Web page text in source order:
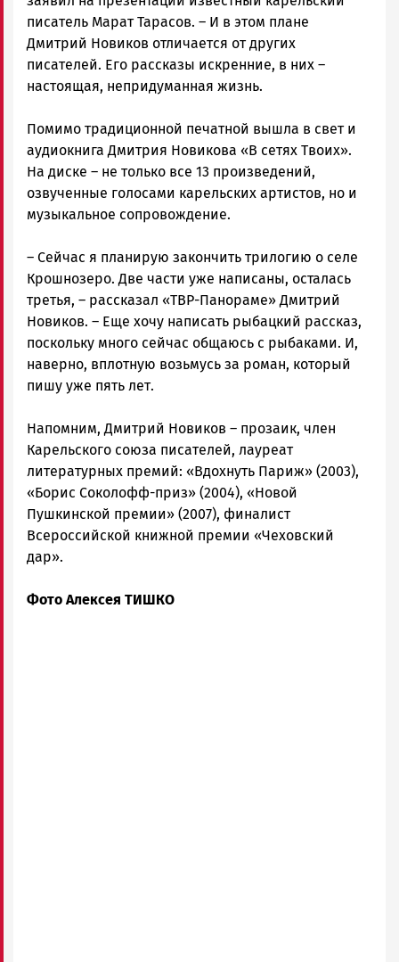
писатель Марат Тарасов. – И в этом плане
Дмитрий Новиков отличается от других
писателей. Его рассказы искренние, в них –
настоящая, непридуманная жизнь.
Помимо традиционной печатной вышла в свет и
аудиокнига Дмитрия Новикова «В сетях Твоих».
На диске – не только все 13 произведений,
озвученные голосами карельских артистов, но и
музыкальное сопровождение.
– Сейчас я планирую закончить трилогию о селе
Крошнозеро. Две части уже написаны, осталась
третья, – рассказал «ТВР-Панораме» Дмитрий
Новиков. – Еще хочу написать рыбацкий рассказ,
поскольку много сейчас общаюсь с рыбаками. И,
наверно, вплотную возьмусь за роман, который
пишу уже пять лет.
Напомним, Дмитрий Новиков – прозаик, член
Карельского союза писателей, лауреат
литературных премий: «Вдохнуть Париж» (2003),
«Борис Соколофф-приз» (2004), «Новой
Пушкинской премии» (2007), финалист
Всероссийской книжной премии «Чеховский
дар».
Фото Алексея ТИШКО